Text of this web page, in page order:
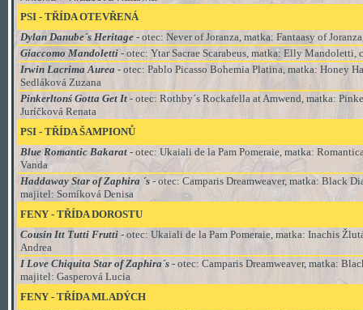
PSI - TŘÍDAOTEVŘENÁ
Dylan Danube´s Heritage - otec: Never of Joranza, matka: Fantaasy of Joranza
Giaccomo Mandoletti - otec: Ytar Sacrae Scarabeus, matka: Elly Mandoletti,
Irwin Lacrima Aurea - otec: Pablo Picasso Bohemia Platina, matka: Honey
Sedláková Zuzana
Pinkerltonś Gotta Get It - otec: Rothby´s Rockafella at Amwend, matka:
Juríčková Renata
PSI - TŘÍDAŠAMPIONŮ
Blue Romantic Bakarat - otec: Ukaiali de la Pam Pomeraie, matka:
Vanda
Haddaway Star of Zaphira ´s - otec: Camparis Dreamweaver, matka: Black
majitel: Somíková Denisa
FENY - TŘÍDADOROSTU
Cousin Itt Tutti Frutti - otec: Ukaiali de la Pam Pomeraie, matka: Inachis
Andrea
I Love Chiquita Star of Zaphira´s - otec: Camparis Dreamweaver, matka:
majitel: Gasperová Lucia
FENY - TŘÍDA MLADÝCH